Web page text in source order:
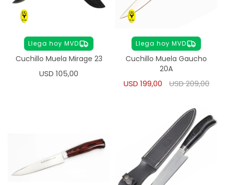
Llega hoy MVD
Cuchillo Muela Mirage 23
USD 105,00
Llega hoy MVD
Cuchillo Muela Gaucho
20A
USD 199,00 USD209,00